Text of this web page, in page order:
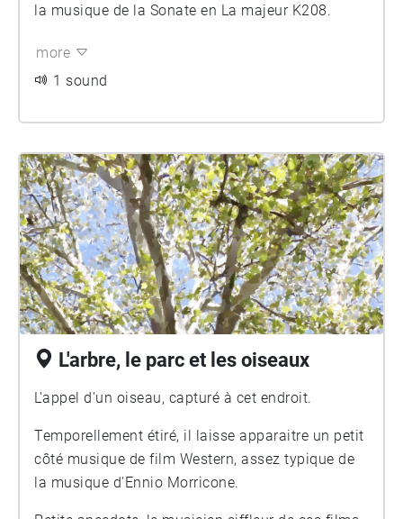
la musique de la Sonate en La majeur K208.
more
1 sound
L'arbre, le parc et les oiseaux
L'appel d'un oiseau, capturé à cet endroit.
Temporellement étiré, il laisse apparaitre un petit
côté musique de film Western, assez typique de
la musique d'Ennio Morricone.